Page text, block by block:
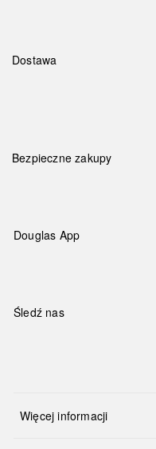
Dostawa
Bezpieczne zakupy
Douglas App
Śledź nas
Więcej informacji